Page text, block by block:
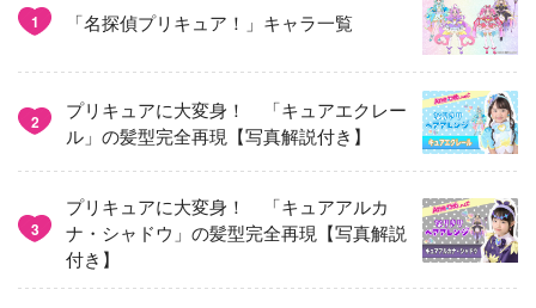
1 「名探偵プリキュア！」キャラ一覧
2
プリキュアに大変身！ 「キュアエクレー
ル」の髪型完全再現【写真解説付き】
3
プリキュアに大変身！ 「キュアアルカ
ナ・シャドウ」の髪型完全再現【写真解説
付き】